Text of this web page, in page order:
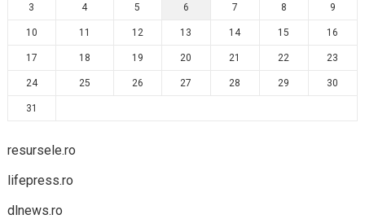
3 4 5 6 7 8 9
10 11 12 13 14 15 16
17 18 19 20 21 22 23
24 25 26 27 28 29 30
31
resursele.ro
lifepress.ro
dlnews.ro